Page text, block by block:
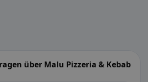
über Malu Pizzeria & Kebab